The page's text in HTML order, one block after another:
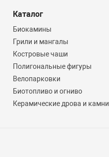
Каталог
Биокамины
Грили и мангалы
Костровые чаши
Полигональные фигуры
Велопарковки
Биотопливо и огниво
Керамические дрова и камни